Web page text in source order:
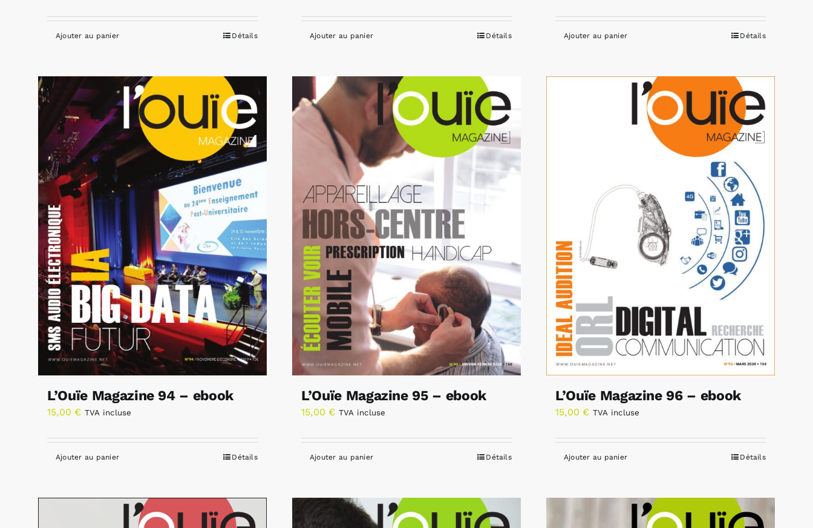
Ajouter au panier Détails Ajouter au panier Détails Ajouter au panier Détails
L’Ouïe Magazine 94 – ebook
15,00 € TVA incluse
Ajouter au panier Détails
L’Ouïe Magazine 95 – ebook
15,00 € TVA incluse
Ajouter au panier Détails
L’Ouïe Magazine 96 – ebook
15,00 € TVA incluse
Ajouter au panier Détails